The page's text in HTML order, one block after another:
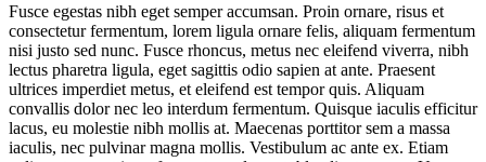
Fusce egestas nibh eget semper accumsan. Proin ornare, risus et
consectetur fermentum, lorem ligula ornare felis, aliquam fermentum
nisi justo sed nunc. Fusce rhoncus, metus nec eleifend viverra, nibh
lectus pharetra ligula, eget sagittis odio sapien at ante. Praesent
ultrices imperdiet metus, et eleifend est tempor quis. Aliquam
convallis dolor nec leo interdum fermentum. Quisque iaculis efficitur
lacus, eu molestie nibh mollis at. Maecenas porttitor sem a massa
iaculis, nec pulvinar magna mollis. Vestibulum ac ante ex. Etiam